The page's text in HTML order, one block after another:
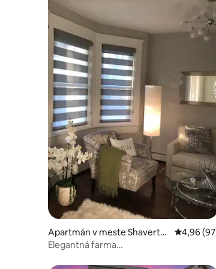
Apartmán v meste Shaverto
wn
4,96
Elegantná farma…